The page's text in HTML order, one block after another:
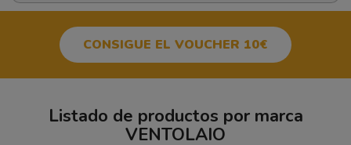
CONSIGUE EL VOUCHER 10€
Listado de productos por marca
VENTOLAIO